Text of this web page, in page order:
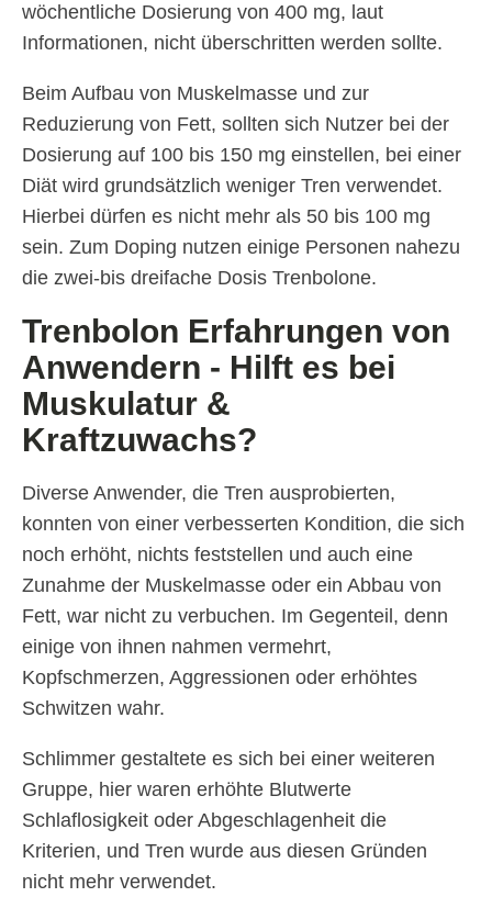
wöchentliche Dosierung von 400 mg, laut
Informationen, nicht überschritten werden sollte.
Beim Aufbau von Muskelmasse und zur
Reduzierung von Fett, sollten sich Nutzer bei der
Dosierung auf 100 bis 150 mg einstellen, bei einer
Diät wird grundsätzlich weniger Tren verwendet.
Hierbei dürfen es nicht mehr als 50 bis 100 mg
sein. Zum Doping nutzen einige Personen nahezu
die zwei-bis dreifache Dosis Trenbolone.
Trenbolon Erfahrungen von
Anwendern - Hilft es bei
Muskulatur &
Kraftzuwachs?
Diverse Anwender, die Tren ausprobierten,
konnten von einer verbesserten Kondition, die sich
noch erhöht, nichts feststellen und auch eine
Zunahme der Muskelmasse oder ein Abbau von
Fett, war nicht zu verbuchen. Im Gegenteil, denn
einige von ihnen nahmen vermehrt,
Kopfschmerzen, Aggressionen oder erhöhtes
Schwitzen wahr.
Schlimmer gestaltete es sich bei einer weiteren
Gruppe, hier waren erhöhte Blutwerte
Schlaflosigkeit oder Abgeschlagenheit die
Kriterien, und Tren wurde aus diesen Gründen
nicht mehr verwendet.